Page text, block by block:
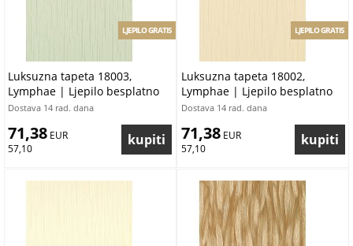
Luksuzna tapeta 18003,
Lymphae | Ljepilo besplatno
LJEPILO GRATIS
Dostava 14 rad. dana
71,38 EUR
57,10
Luksuzna tapeta 18002,
Lymphae | Ljepilo besplatno
LJEPILO GRATIS
Dostava 14 rad. dana
71,38 EUR
57,10